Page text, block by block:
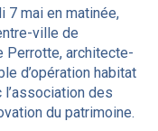
7 mai en matinée,
ville de
Perrotte, architecte-
d’opération habitat
l’association des
du patrimoine.